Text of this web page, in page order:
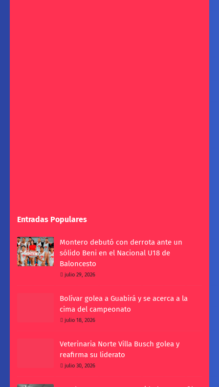
Entradas Populares
Montero debutó con derrota ante un
sólido Beni en el Nacional U18 de
Baloncesto
julio 29, 2026
Bolívar golea a Guabirá y se acerca a la
cima del campeonato
julio 18, 2026
Veterinaria Norte Villa Busch golea y
reafirma su liderato
julio 30, 2026